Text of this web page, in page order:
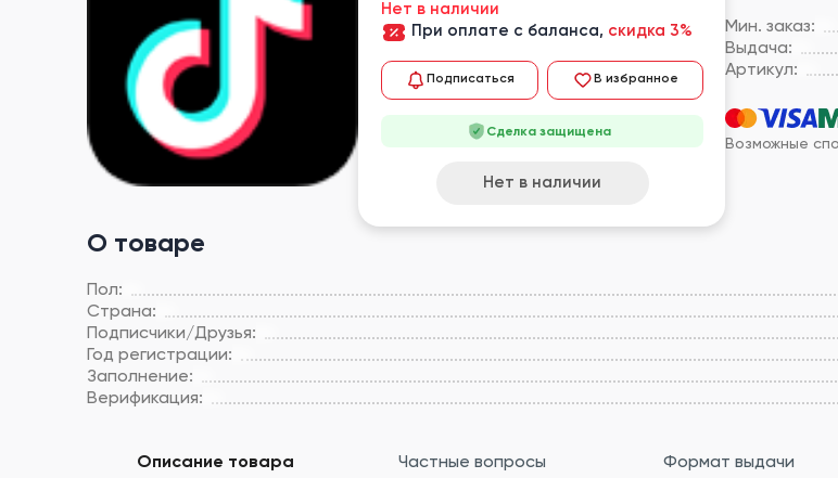
Мин. заказ:
Выдача:
Артикул:
Возможные
О товаре
Пол:
Страна:
Подписчики/Друзья:
Год регистрации:
Заполнение:
Верификация:
Нет в наличии
При оплате с баланса, скидка 3%
Подписаться В избранное
Сделка защищена
Нет в наличии
Описание товара Частные вопросы Формат выдачи